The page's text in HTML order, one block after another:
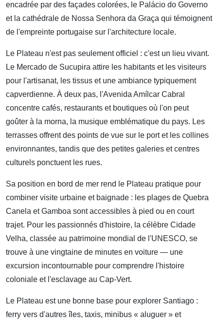
encadrée par des façades colorées, le Palácio do Governo
et la cathédrale de Nossa Senhora da Graça qui témoignent
de l'empreinte portugaise sur l'architecture locale.
Le Plateau n'est pas seulement officiel : c'est un lieu vivant.
Le Mercado de Sucupira attire les habitants et les visiteurs
pour l'artisanat, les tissus et une ambiance typiquement
capverdienne. À deux pas, l'Avenida Amílcar Cabral
concentre cafés, restaurants et boutiques où l'on peut
goûter à la morna, la musique emblématique du pays. Les
terrasses offrent des points de vue sur le port et les collines
environnantes, tandis que des petites galeries et centres
culturels ponctuent les rues.
Sa position en bord de mer rend le Plateau pratique pour
combiner visite urbaine et baignade : les plages de Quebra
Canela et Gamboa sont accessibles à pied ou en court
trajet. Pour les passionnés d'histoire, la célèbre Cidade
Velha, classée au patrimoine mondial de l'UNESCO, se
trouve à une vingtaine de minutes en voiture — une
excursion incontournable pour comprendre l'histoire
coloniale et l'esclavage au Cap-Vert.
Le Plateau est une bonne base pour explorer Santiago :
ferry vers d'autres îles, taxis, minibus « aluguer » et